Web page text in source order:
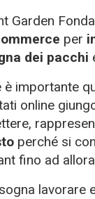
Garden
per
dei pacchi
è importante
online
perché si
fino ad
lavorare